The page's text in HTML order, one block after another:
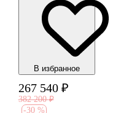
В избранноe
267 540 ₽
382 200 ₽
-30 %